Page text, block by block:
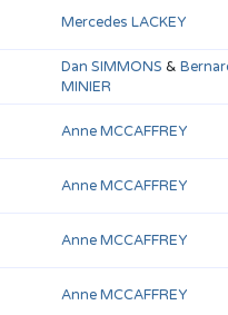
Mercedes LACKEY
Dan SIMMONS &
MINIER
Anne MCCAFFREY
Anne MCCAFFREY
Anne MCCAFFREY
Anne MCCAFFREY